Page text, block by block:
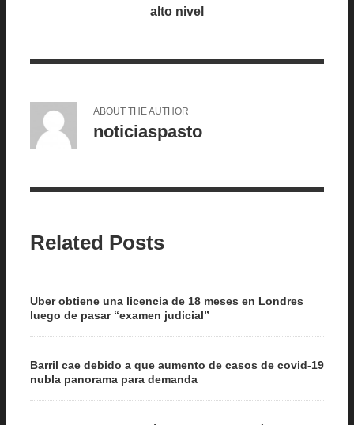
alto nivel
ABOUT THE AUTHOR
noticiaspasto
Related Posts
Uber obtiene una licencia de 18 meses en Londres
luego de pasar “examen judicial”
Barril cae debido a que aumento de casos de covid-19
nubla panorama para demanda